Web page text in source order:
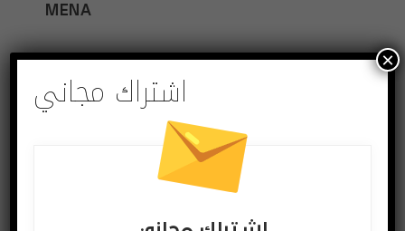
MENA
المزيد عن المؤلف
فيديو
اشتراك مجاني
×